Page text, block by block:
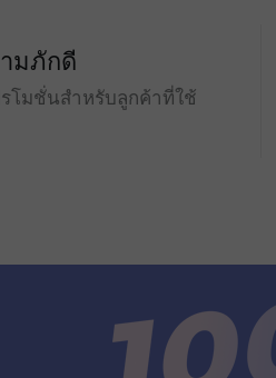
มภักดี
โมชั่นสำหรับลูกค้าที่ใช้